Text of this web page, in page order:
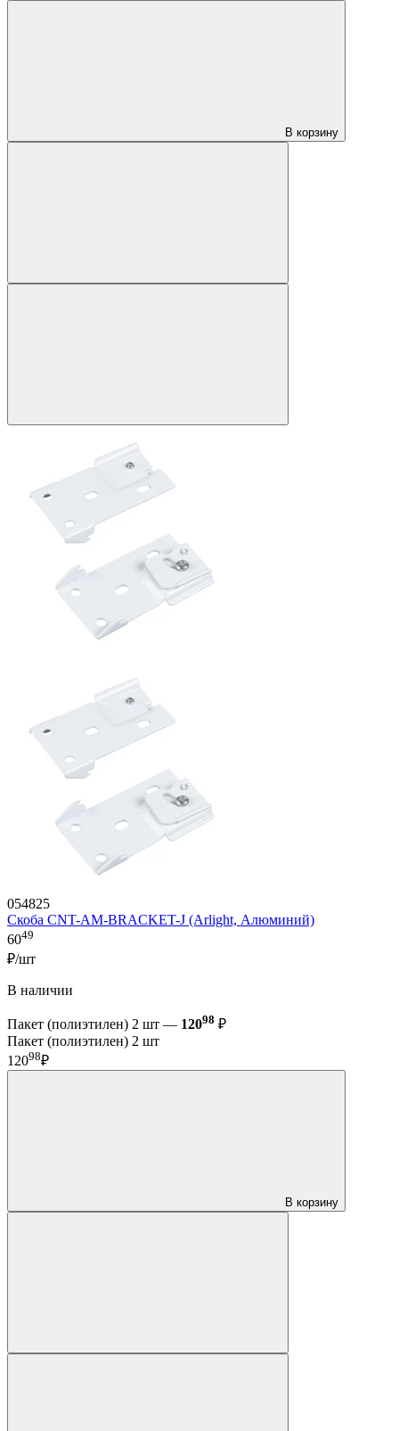
В корзину
054825
Скоба CNT-AM-BRACKET-J (Arlight, Алюминий)
6049
₽/шт
В наличии
Пакет (полиэтилен) 2 шт — 12098 ₽
Пакет (полиэтилен) 2 шт
12098₽
В корзину